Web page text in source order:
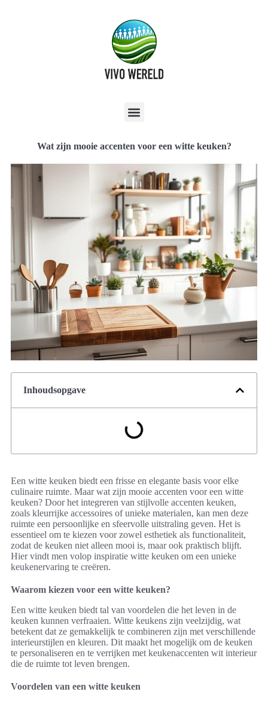
Wat zijn mooie accenten voor een witte keuken?
Inhoudsopgave
Een witte keuken biedt een frisse en elegante basis voor elke
culinaire ruimte. Maar wat zijn mooie accenten voor een witte
keuken? Door het integreren van stijlvolle accenten keuken,
zoals kleurrijke accessoires of unieke materialen, kan men deze
ruimte een persoonlijke en sfeervolle uitstraling geven. Het is
essentieel om te kiezen voor zowel esthetiek als functionaliteit,
zodat de keuken niet alleen mooi is, maar ook praktisch blijft.
Hier vindt men volop inspiratie witte keuken om een unieke
keukenervaring te creëren.
Waarom kiezen voor een witte keuken?
Een witte keuken biedt tal van voordelen die het leven in de
keuken kunnen verfraaien. Witte keukens zijn veelzijdig, wat
betekent dat ze gemakkelijk te combineren zijn met verschillende
interieurstijlen en kleuren. Dit maakt het mogelijk om de keuken
te personaliseren en te verrijken met keukenaccenten wit interieur
die de ruimte tot leven brengen.
Voordelen van een witte keuken